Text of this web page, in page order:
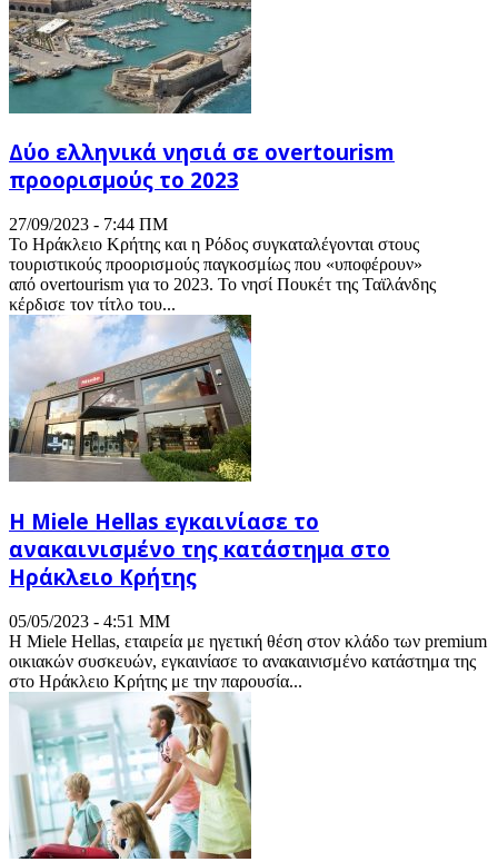
Δύο ελληνικά νησιά σε overtourism
προορισμούς το 2023
27/09/2023 - 7:44 ΠΜ
Το Ηράκλειο Κρήτης και η Ρόδος συγκαταλέγονται στους
τουριστικούς προορισμούς παγκοσμίως που «υποφέρουν»
από overtourism για το 2023. Το νησί Πουκέτ της Ταϊλάνδης
κέρδισε τον τίτλο του...
Η Miele Hellas εγκαινίασε το
ανακαινισμένο της κατάστημα στο
Ηράκλειο Κρήτης
05/05/2023 - 4:51 ΜΜ
Η Miele Hellas, εταιρεία με ηγετική θέση στον κλάδο των premium
οικιακών συσκευών, εγκαινίασε το ανακαινισμένο κατάστημα της
στο Ηράκλειο Κρήτης με την παρουσία...